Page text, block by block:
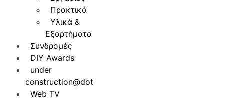
Πρακτικά
Υλικά &
Εξαρτήματα
Συνδρομές
DIY Awards
under
construction@dot
Web TV